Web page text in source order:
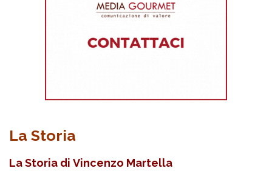
La Storia
La Storia di Vincenzo Martella